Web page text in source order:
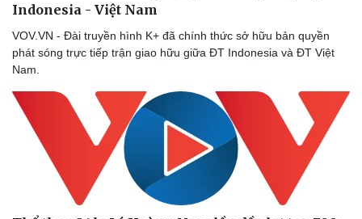
Thể thao
Bóng đá
Lịch thi đấu bóng đá
Thế giới thể thao
Ô tô - Xe máy
Xe máy
Tư vấn
Indonesia - Việt Nam
VOV.VN - Đài truyền hình K+ đã chính thức sở hữu bản quyền
phát sóng trực tiếp trận giao hữu giữa ĐT Indonesia và ĐT Việt
Nam.